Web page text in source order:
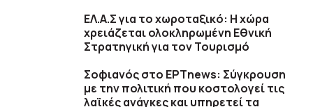
ΕΛ.Α.Σ για το χωροταξικό: Η χώρα
χρειάζεται ολοκληρωμένη Εθνική
Στρατηγική για τον Τουρισμό
Σοφιανός στο ΕΡΤnews: Σύγκρουση
με την πολιτική που κοστολογεί τις
λαϊκές ανάγκες και υπηρετεί τα